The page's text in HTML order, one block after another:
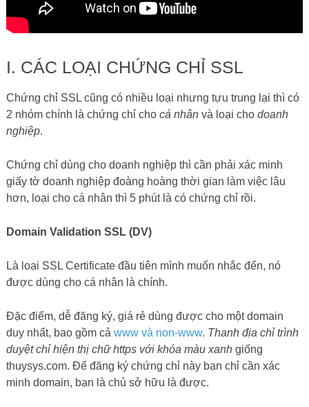
I. CÁC LOẠI CHỨNG CHỈ SSL
Chứng chỉ SSL cũng có nhiều loại nhưng tựu trung lại thì có
2 nhóm chính là chứng chỉ cho cá nhânvà loại cho doanh
nghiệp.
Chứng chỉ dùng cho doanh nghiệp thì cần phải xác minh
giấy tờ doanh nghiệp đoàng hoàng thời gian làm việc lâu
hơn, loại cho cá nhân thì 5 phút là có chứng chỉ rồi.
Domain Validation SSL (DV)
Là loại SSL Certificate đầu tiên mình muốn nhắc đến, nó
được dùng cho cá nhân là chính.
Đặc điểm, dễ đăng ký, giá rẻ dùng được cho một domain
duy nhất, bao gồm cả www và non-www. Thanh địa chỉ trình
duyệt chỉ hiện thị chữ https với khóa màu xanhgiống
thuysys.com. Để đăng ký chứng chỉ này bạn chỉ cần xác
minh domain, bạn là chủ sở hữu là được.